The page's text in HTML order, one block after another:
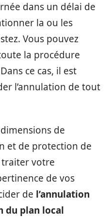
dans un délai de
la ou les
Vous pouvez
la procédure
ce cas, il est
l’annulation de tout
de
et de protection de
traiter votre
de vos
de l’annulation
du plan local